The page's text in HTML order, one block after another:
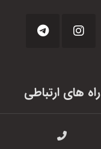
راه های ارتباطی